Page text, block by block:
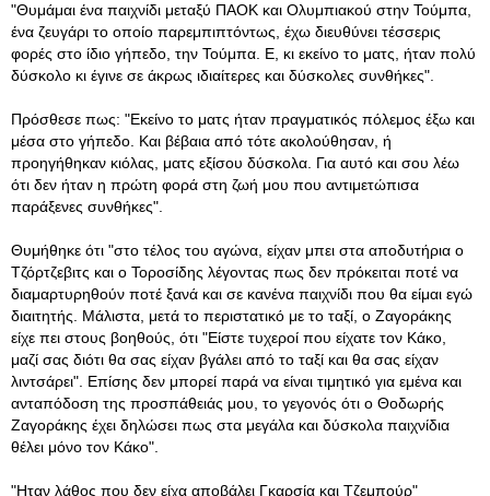
"Θυμάμαι ένα παιχνίδι μεταξύ ΠΑΟΚ και Ολυμπιακού στην Τούμπα,
ένα ζευγάρι το οποίο παρεμπιπτόντως, έχω διευθύνει τέσσερις
φορές στο ίδιο γήπεδο, την Τούμπα. Ε, κι εκείνο το ματς, ήταν πολύ
δύσκολο κι έγινε σε άκρως ιδιαίτερες και δύσκολες συνθήκες".
Πρόσθεσε πως: "Εκείνο το ματς ήταν πραγματικός πόλεμος έξω και
μέσα στο γήπεδο. Και βέβαια από τότε ακολούθησαν, ή
προηγήθηκαν κιόλας, ματς εξίσου δύσκολα. Για αυτό και σου λέω
ότι δεν ήταν η πρώτη φορά στη ζωή μου που αντιμετώπισα
παράξενες συνθήκες".
Θυμήθηκε ότι "στο τέλος του αγώνα, είχαν μπει στα αποδυτήρια ο
Τζόρτζεβιτς και ο Τοροσίδης λέγοντας πως δεν πρόκειται ποτέ να
διαμαρτυρηθούν ποτέ ξανά και σε κανένα παιχνίδι που θα είμαι εγώ
διαιτητής . Μάλιστα, μετά το περιστατικό με το ταξί, ο Ζαγοράκης
είχε πει στους βοηθούς, ότι "Είστε τυχεροί που είχατε τον Κάκο,
μαζί σας διότι θα σας είχαν βγάλει από το ταξί και θα σας είχαν
λιντσάρει". Επίσης δεν μπορεί παρά να είναι τιμητικό για εμένα και
ανταπόδοση της προσπάθειάς μου, το γεγονός ότι ο Θοδωρής
Ζαγοράκης έχει δηλώσει πως στα μεγάλα και δύσκολα παιχνίδια
θέλει μόνο τον Κάκο".
"Ηταν λάθος που δεν είχα αποβάλει Γκαρσία και Τζεμπούρ"